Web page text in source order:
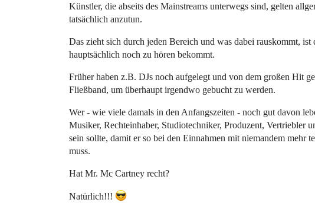
Künstler, die abseits des Mainstreams unterwegs sind, gelten
tatsächlich anzutun.
Das zieht sich durch jeden Bereich und was dabei rauskommt,
hauptsächlich noch zu hören bekommt.
Früher haben z.B. DJs noch aufgelegt und von dem großen Hit
Fließband, um überhaupt irgendwo gebucht zu werden.
Wer - wie viele damals in den Anfangszeiten - noch gut davon
Musiker, Rechteinhaber, Studiotechniker, Produzent, Vertriebler
sein sollte, damit er so bei den Einnahmen mit niemandem mehr
muss.
Hat Mr. Mc Cartney recht?
Natürlich!!!